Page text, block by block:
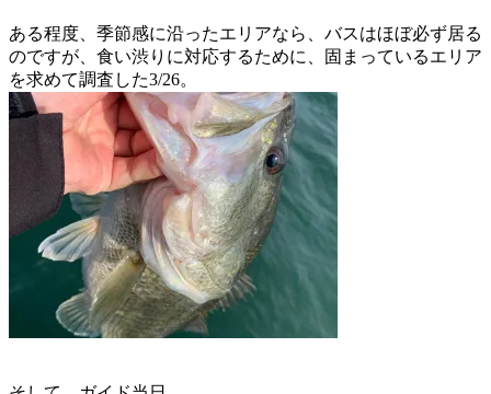
ある程度、季節感に沿ったエリアなら、バスはほぼ必ず居る
のですが、食い渋りに対応するために、固まっているエリア
を求めて調査した3/26。